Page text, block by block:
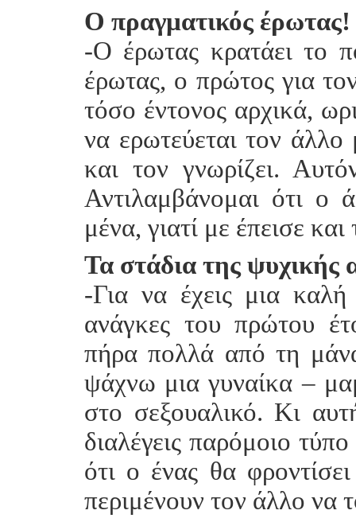
Ο πραγματικός έρωτας!
-Ο έρωτας κρατάει το
έρωτας, ο πρώτος για
τόσο έντονος αρχικά,
να ερωτεύεται τον
και τον γνωρίζει.
Αντιλαμβάνομαι ότι ο
μένα, γιατί με έπεισε
Τα στάδια της ψυχικής
-Για να έχεις μια καλή
ανάγκες του πρώτου
πήρα πολλά από τη
ψάχνω μια γυναίκα –
στο σεξουαλικό. Κι
διαλέγεις παρόμοιο
ότι ο ένας θα
περιμένουν τον άλλο να